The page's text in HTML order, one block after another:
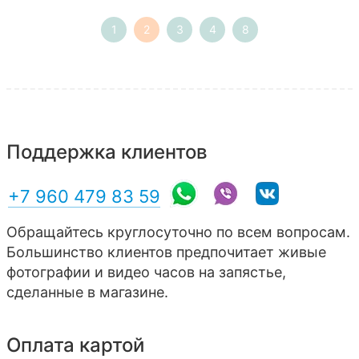
1 2 3 4 8
Поддержка клиентов
+7 960 479 83 59
Обращайтесь круглосуточно по всем вопросам.
Большинство клиентов предпочитает живые
фотографии и видео часов на запястье,
сделанные в магазине.
Оплата картой